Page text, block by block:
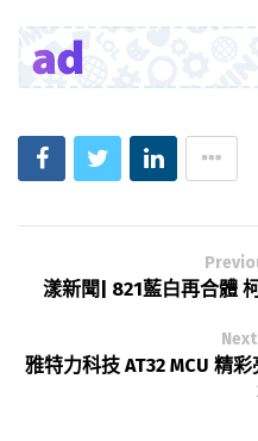
漾新聞| 821藍白再合體
雅特力科技 AT32 MCU 精